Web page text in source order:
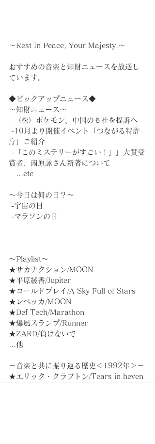
～Rest In Peace, Your Majesty.～
おすすめの音楽と知財ニュースを放送し
ています。
◆ピックアップニュース◆
～知財ニュース～
-（株）ポケモン、中国の６社を提訴へ
庁」ご紹介
賞者、南原詠さん新著について
...etc
～今日は何の日？～
-宇宙の日
-マラソンの日
～Playlist～
★サカナクション/MOON
★平原綾香/Jupiter
★コールドプレイ/A Sky Full of Stars
★レベッカ/MOON
★Def Tech/Marathon
★爆風スランプ/Runner
★ZARD/負けないで
...他
－音楽と共に振り返る歴史＜1992年＞－
★エリック・クラプトン/Tears in heven